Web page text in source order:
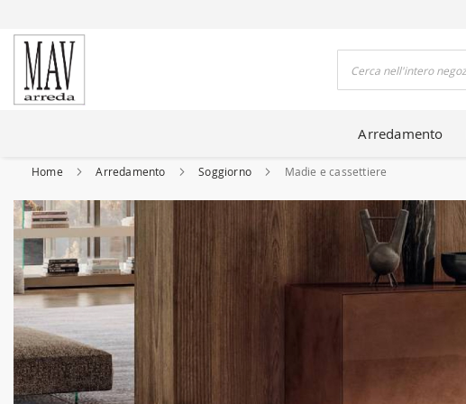
Arredamento
Home Arredamento Soggiorno Madie e cassettiere